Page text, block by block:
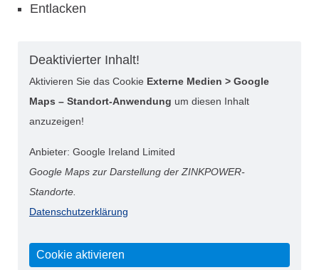
Entlacken
Deaktivierter Inhalt!
Aktivieren Sie das Cookie Externe Medien > Google
Maps – Standort-Anwendung um diesen Inhalt
anzuzeigen!
Anbieter: Google Ireland Limited
Google Maps zur Darstellung der ZINKPOWER-
Standorte.
Datenschutzerklärung
Cookie aktivieren